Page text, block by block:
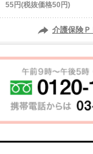
55円(税抜価格50円)
介護保険